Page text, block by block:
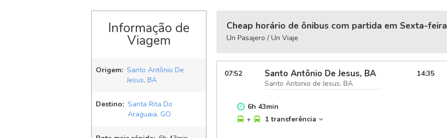
Informação de
Viagem
Origem: Santo Antônio De
Jesus, BA
Destino: Santa Rita Do
Araguaia, GO
Cheap horário de ônibus com partida em Sexta-feira
Un Pasajero / Un Viaje
07:52 Santo Antônio De Jesus, BA
Santo Antonio de Jesus, BA
14:35
6h 43min
+
1 transferência